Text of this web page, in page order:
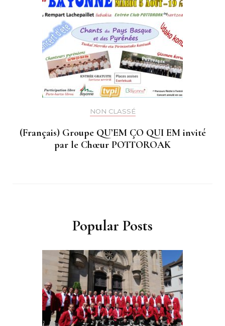
NON CLASSÉ
(Français) Groupe QU’EM ÇO QUI EM invité
par le Chœur POTTOROAK
Popular Posts